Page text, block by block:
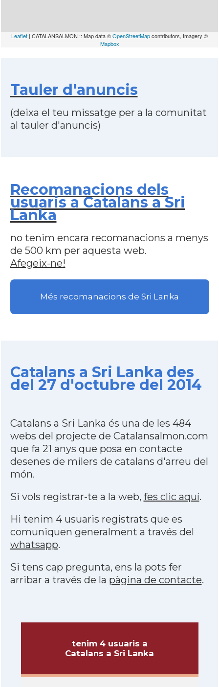
Leaflet | CATALANSALMON :: Map data ©OpenStreetMapcontributors, Imagery ©
Mapbox
Tauler d'anuncis
(deixa el teu missatge per a la comunitat
al tauler d'anuncis)
Recomanacions dels
usuaris a Catalans a Sri
Lanka
no tenim encara recomanacions a menys
de 500 km per aquesta web.
Afegeix-ne!
Més recomanacions de Sri Lanka
Catalans a Sri Lanka des
del 27 d'octubre del 2014
Catalans a Sri Lanka és una de les 484
webs del projecte de Catalansalmon.com
que fa 21 anys que posa en contacte
desenes de milers de catalans d'arreu del
món.
Si vols registrar-te a la web, fes clic aquí.
Hi tenim 4 usuaris registrats que es
comuniquen generalment a través del
whatsapp.
Si tens cap pregunta, ens la pots fer
arribar a través de la pàgina de contacte.
tenim 4 usuaris a
Catalans a Sri Lanka